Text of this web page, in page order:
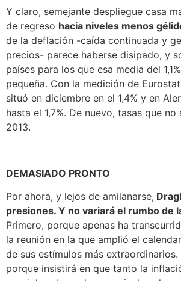
Y claro, semejante despliegue casa
de regreso hacia niveles menos
de la deflación -caída continuada y
precios- parece haberse disipado, y
países para los que esa media del
pequeña. Con la medición de
situó en diciembre en el 1,4% y en
hasta el 1,7%. De nuevo, tasas que
2013.
DEMASIADO PRONTO
Por ahora, y lejos de amilanarse,
presiones. Y no variará el rumbo de
Primero, porque apenas ha
la reunión en la que amplió el
de sus estímulos más extraordinarios.
porque insistirá en que tanto la